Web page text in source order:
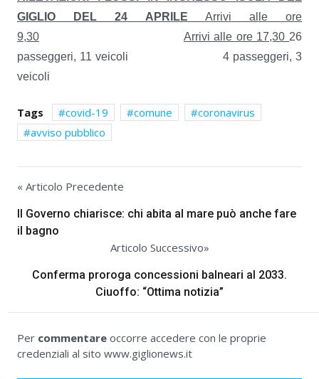
GIGLIO DEL 24 APRILE
Arrivi alle ore
9,30
Arrivi alle ore 17,30 26
passeggeri, 11 veicoli 4 passeggeri, 3
veicoli
Tags covid-19 comune
coronavirus
avviso pubblico
« Articolo Precedente
Il Governo chiarisce: chi abita al mare può anche fare
il bagno
Articolo Successivo»
Conferma proroga concessioni balneari al 2033.
Ciuoffo: “Ottima notizia”
Per commentare occorre accedere con le proprie
credenziali al sito www.giglionews.it